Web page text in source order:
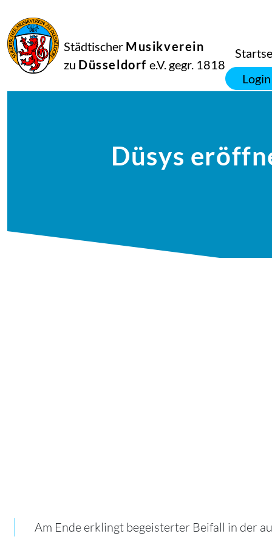
Städtischer Musikverein
zu Düsseldorf e.V. gegr. 1818
Login
Düsys
Am Ende erklingt begeisterter Beifall in der